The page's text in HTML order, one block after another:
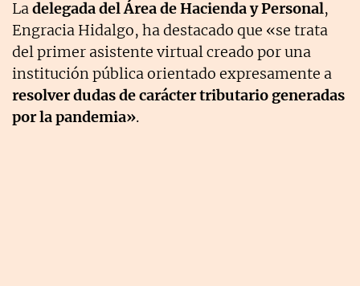
Ladelegada del Área de Hacienda y Personal,
Engracia Hidalgo, ha destacado que «se trata
del primer asistente virtual creado por una
institución pública orientado expresamente a
resolver dudas de carácter tributario generadas
por la pandemia».